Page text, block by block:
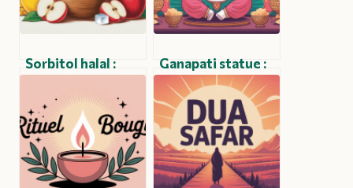
Sorbitol halal :
devez savoir pour
consommer en
toute confiance
Ganapati statue :
significations,
styles et guide
d’achat complet